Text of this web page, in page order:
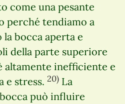
come una pesante
perché tendiamo a
bocca aperta e
della parte superiore
altamente inefficiente e
e stress. 20) La
può influire